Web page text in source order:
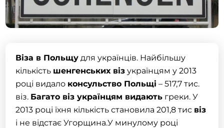
Віза в Польщу для українців. Найбільшу
кількість шенгенських віз українцям у 2013
році видало консульство Польщі – 517,7 тис.
віз. Багато віз українцям видають греки. У
2013 році їхня кількість становила 201,8 тис віз
і не відстає Угорщина.У минулому році